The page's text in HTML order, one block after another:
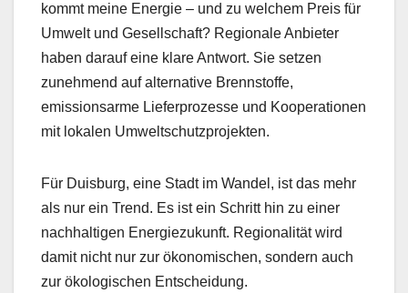
kommt meine Energie – und zu welchem Preis für
Umwelt und Gesellschaft? Regionale Anbieter
haben darauf eine klare Antwort. Sie setzen
zunehmend auf alternative Brennstoffe,
emissionsarme Lieferprozesse und Kooperationen
mit lokalen Umweltschutzprojekten.
Für Duisburg, eine Stadt im Wandel, ist das mehr
als nur ein Trend. Es ist ein Schritt hin zu einer
nachhaltigen Energiezukunft. Regionalität wird
damit nicht nur zur ökonomischen, sondern auch
zur ökologischen Entscheidung.